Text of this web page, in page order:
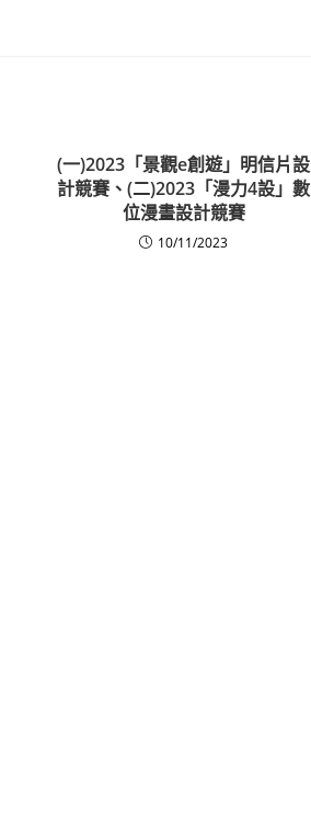
(一)2023「景觀e創遊」明信片設
計競賽、(二)2023「漫力4設」數
位漫畫設計競賽
10/11/2023